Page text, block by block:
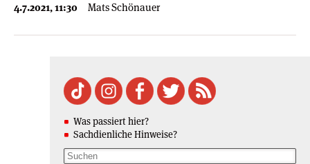
4.7.2021, 11:30 Mats Schönauer
Was passiert hier?
Sachdienliche Hinweise?